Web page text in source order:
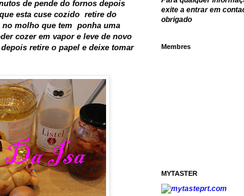
de pende do fornos depois
esta cuse cozido retire do
no molho que tem ponha uma
cozer em vapor e leve de novo
retire o papel e deixe tomar
exite a entrar em
obrigado
Membres
MYTASTER